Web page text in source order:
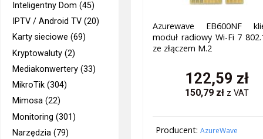
Inteligentny Dom (45)
IPTV / Android TV (20)
Karty sieciowe (69)
Kryptowaluty (2)
Mediakonwertery (33)
MikroTik (304)
Mimosa (22)
Monitoring (301)
Narzędzia (79)
Azurewave EB600NF
moduł radiowy Wi-Fi 7
ze złączem M.2
122,59 zł
150,79zł z VAT
Producent:AzureWave